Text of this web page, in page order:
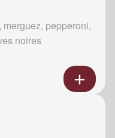
pepperoni,
noires